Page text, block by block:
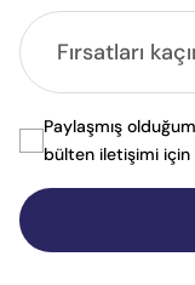
Paylaşmış
bülten iletişimi için